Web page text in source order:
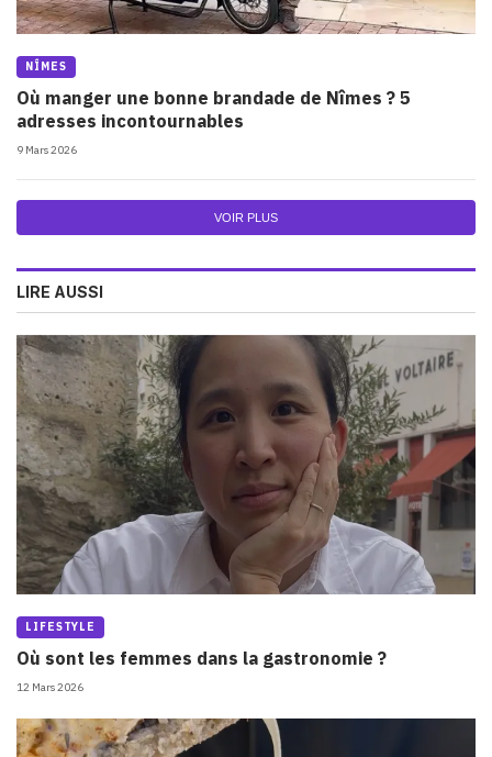
NÎMES
Où manger une bonne brandade de Nîmes ? 5
adresses incontournables
9 Mars 2026
VOIR PLUS
LIRE AUSSI
LIFESTYLE
Où sont les femmes dans la gastronomie ?
12 Mars 2026